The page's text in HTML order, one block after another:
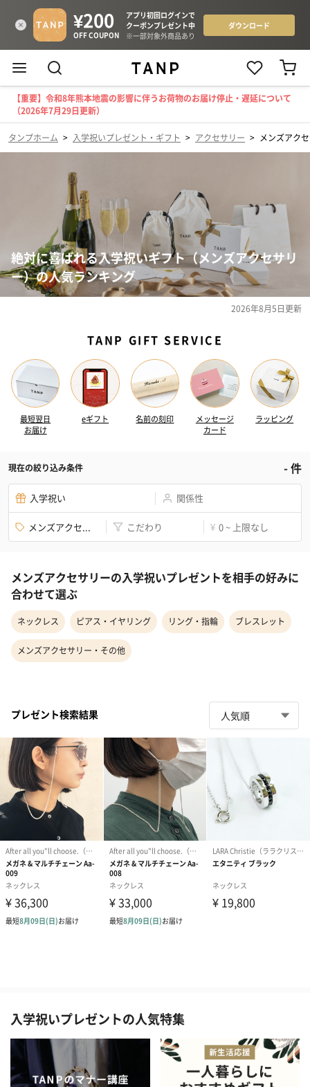
【重要】令和8年熊本地震の影響に伴うお荷物のお届け停止・遅延について
（2026年7月29日更新）
タンプホーム > 入学祝いプレゼント・ギフト > アクセサリー > メンズアク
絶対に喜ばれる入学祝いギフト（メンズアクセサリ
ー）の人気ランキング
2026年8月5日更新
TANP GIFT SERVICE
最短翌日
お届け
eギフト 名前の刻印
メッセージ
カード
ラッピング
現在の絞り込み条件 -件
入学祝い 関係性
メンズアクセ... こだわり ¥ 0 ~ 上限なし
メンズアクセサリーの入学祝いプレゼントを相手の好みに
合わせて選ぶ
ネックレス ピアス・イヤリング リング・指輪 ブレスレット
メンズアクセサリー・その他
プレゼント検索結果
入学祝いプレゼントの人気特集